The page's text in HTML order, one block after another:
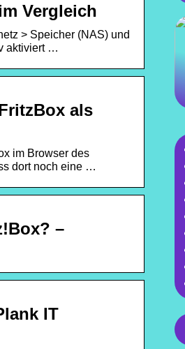
Vergleich
> Speicher (NAS) und
aktiviert …
als
im Browser des
dort noch eine …
–
IT